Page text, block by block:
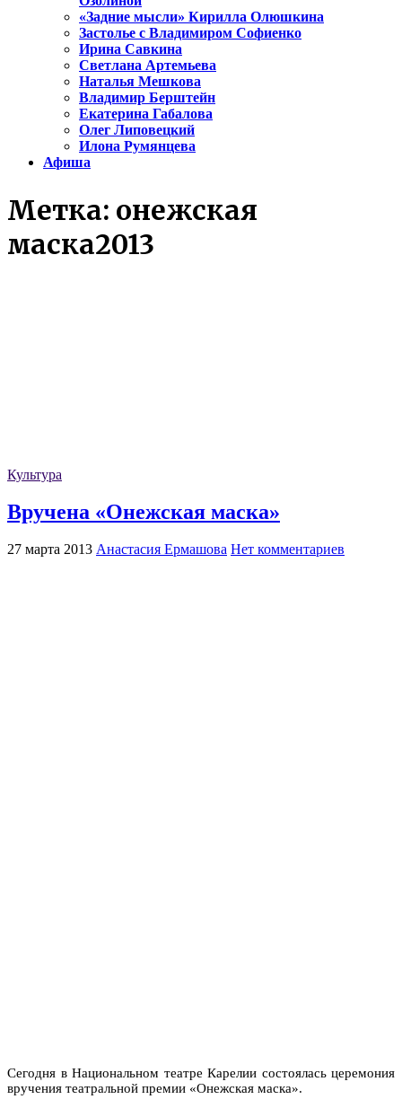
«Задние мысли» Кирилла Олюшкина
Застолье с Владимиром Софиенко
Ирина Савкина
Светлана Артемьева
Наталья Мешкова
Владимир Берштейн
Екатерина Габалова
Олег Липовецкий
Илона Румянцева
Афиша
Метка: онежская
маска2013
Культура
Вручена «Онежская маска»
27 марта 2013 Анастасия Ермашова Нет комментариев
Сегодня в Национальном театре Карелии состоялась церемония
вручения театральной премии «Онежская маска».